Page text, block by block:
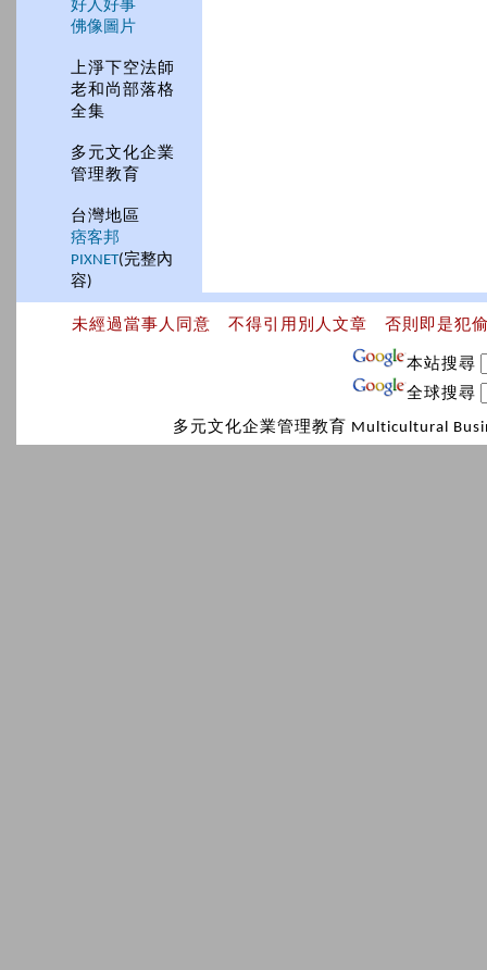
好人好事
佛像圖片
上淨下空法師
老和尚部落格
全集
多元文化企業
管理教育
台灣地區
痞客邦
PIXNET(完整內
容)
未經過當事人同意 不得引用別人文章 否則即是犯
本站搜尋
全球搜尋
多元文化企業管理教育 Multicultural